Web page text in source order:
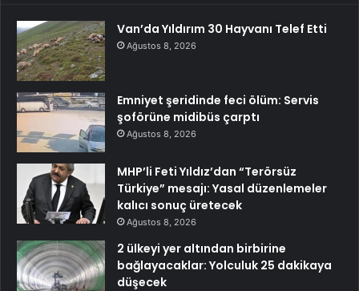
Van’da Yıldırım 30 Hayvanı Telef Etti
Ağustos 8, 2026
Emniyet şeridinde feci ölüm: Servis
şoförüne midibüs çarptı
Ağustos 8, 2026
MHP’li Feti Yıldız’dan “Terörsüz
Türkiye” mesajı: Yasal düzenlemeler
kalıcı sonuç üretecek
Ağustos 8, 2026
2 ülkeyi yer altından birbirine
bağlayacaklar: Yolculuk 25 dakikaya
düşecek